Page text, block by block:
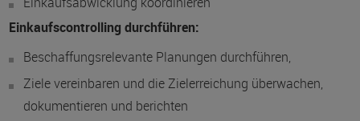
Einkaufscontrolling durchführen:
Beschaffungsrelevante Planungen durchführen,
Ziele vereinbaren und die Zielerreichung überwachen,
dokumentieren und berichten